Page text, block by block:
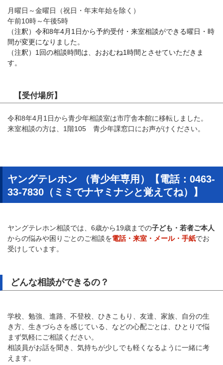
​月曜日～金曜日（祝日・年末年始を除く）
午前10時～午後5時
（注釈）令和8年4月1日から予約受付・来室相談ができる曜日・時
間が変更になりました。
（注釈）1回の相談時間は、おおむね1時間とさせていただきま
す。
【受付場所】
令和8年4月1日から青少年相談室は市庁舎本館に移転しました。
来室相談の方は、1階105 青少年課窓口にお声がけください。
ヤングテレホン （青少年専用）【電話：0463-
33-7830（ミミでナヤミナシと覚えてね）】
ヤングテレホン相談では、6歳から19歳までの子ども・若者ご本人
からの悩みや困りごとのご相談を電話・来室・メール・手紙でお
受けしています。
どんな相談ができるの？
学校、勉強、進路、不登校、ひきこもり、友達、家族、自分の生
き方、生きづらさを感じている、などの心配ごとは、ひとりで悩
まず気軽にご相談ください。
相談員がお話を聞き、気持ちが少しでも軽くなるように一緒に考
えます。